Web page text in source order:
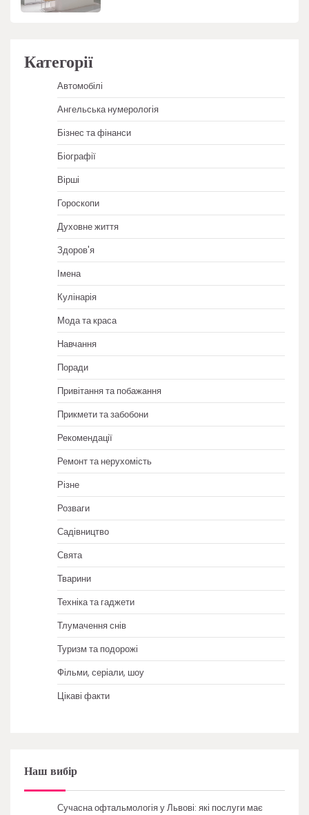
Категорії
Автомобілі
Ангельська нумерологія
Бізнес та фінанси
Біографії
Вірші
Гороскопи
Духовне життя
Здоров'я
Імена
Кулінарія
Мода та краса
Навчання
Поради
Привітання та побажання
Прикмети та забобони
Рекомендації
Ремонт та нерухомість
Різне
Розваги
Садівництво
Свята
Тварини
Техніка та гаджети
Тлумачення снів
Туризм та подорожі
Фільми, серіали, шоу
Цікаві факти
Наш вибір
Сучасна офтальмологія у Львові: які послуги має